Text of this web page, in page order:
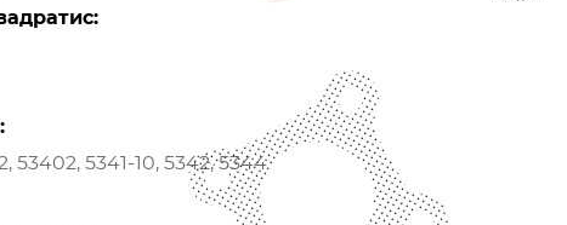
53402, 5341-10, 5342, 5344